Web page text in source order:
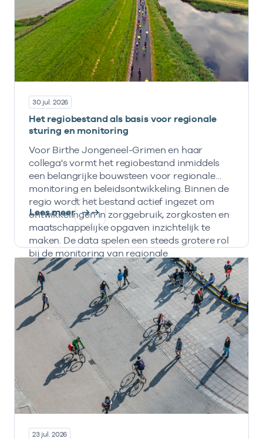
30 jul. 2026
Het regiobestand als basis voor regionale
sturing en monitoring
Voor Birthe Jongeneel-Grimen en haar
collega's vormt het regiobestand inmiddels
een belangrijke bouwsteen voor regionale
monitoring en beleidsontwikkeling. Binnen de
regio wordt het bestand actief ingezet om
ontwikkelingen in zorggebruik, zorgkosten en
maatschappelijke opgaven inzichtelijk te
maken. De data spelen een steeds grotere rol
bij de monitoring van regionale
transformatieopgaven en de inzet van IZA- en
AZWA-middelen.
Lees meer
23 jul. 2026